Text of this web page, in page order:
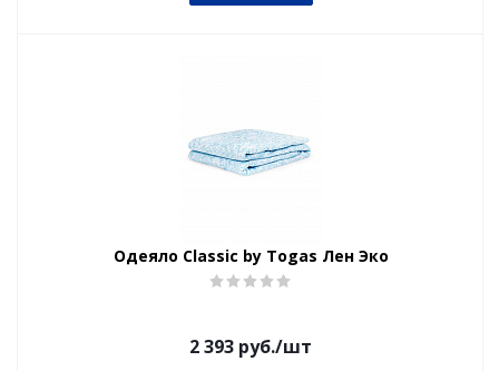
Одеяло Classic by Togas Лен Эко
2 393 руб./шт